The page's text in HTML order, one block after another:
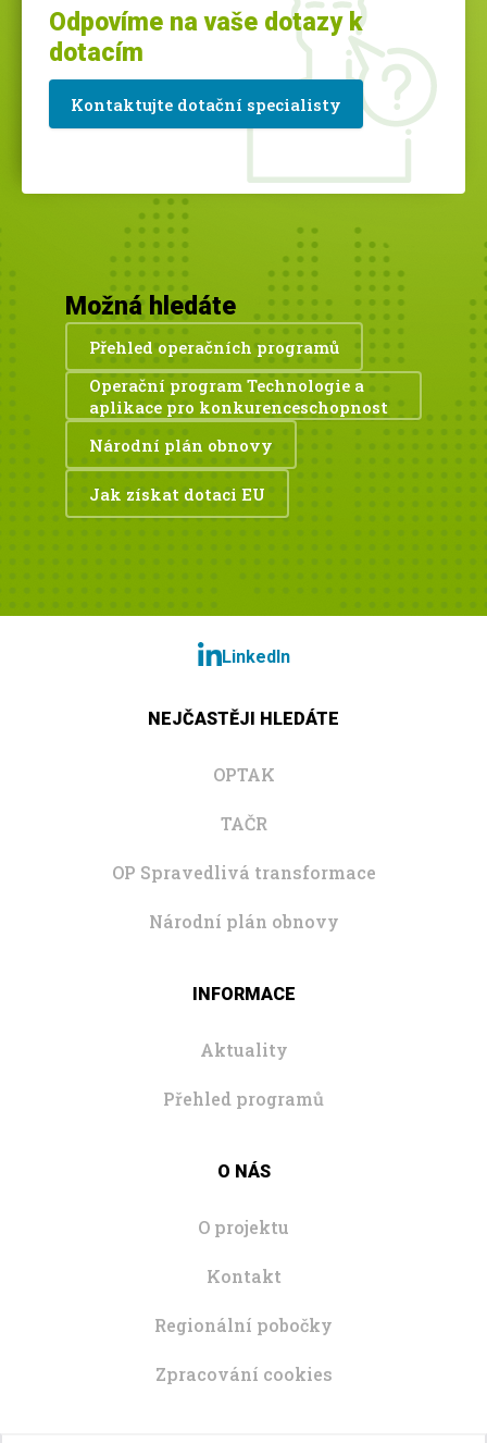
Odpovíme na vaše dotazy k
dotacím
Kontaktujte dotační specialisty
Možná hledáte
Přehled operačních programů
Operační program Technologie a
aplikace pro konkurenceschopnost
Národní plán obnovy
Jak získat dotaci EU
LinkedIn
NEJČASTĚJI HLEDÁTE
OPTAK
TAČR
OP Spravedlivá transformace
Národní plán obnovy
INFORMACE
Aktuality
Přehled programů
O NÁS
O projektu
Kontakt
Regionální pobočky
Zpracování cookies